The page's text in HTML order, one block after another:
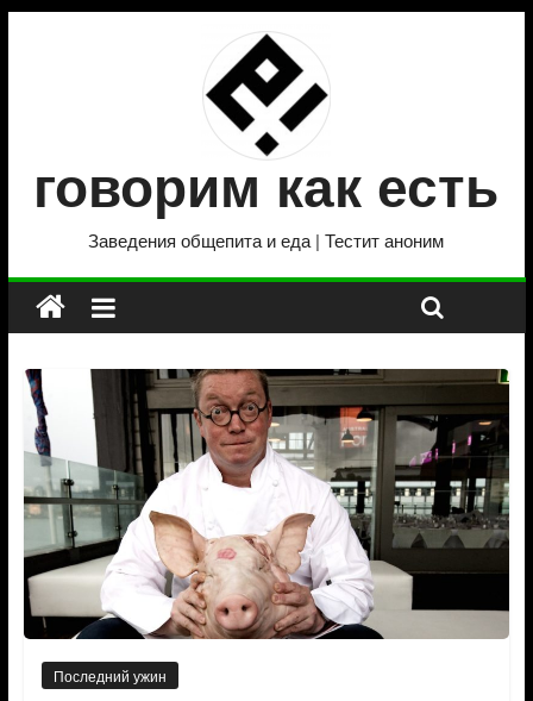
говорим как есть
Заведения общепита и еда | Тестит аноним
Последний ужин